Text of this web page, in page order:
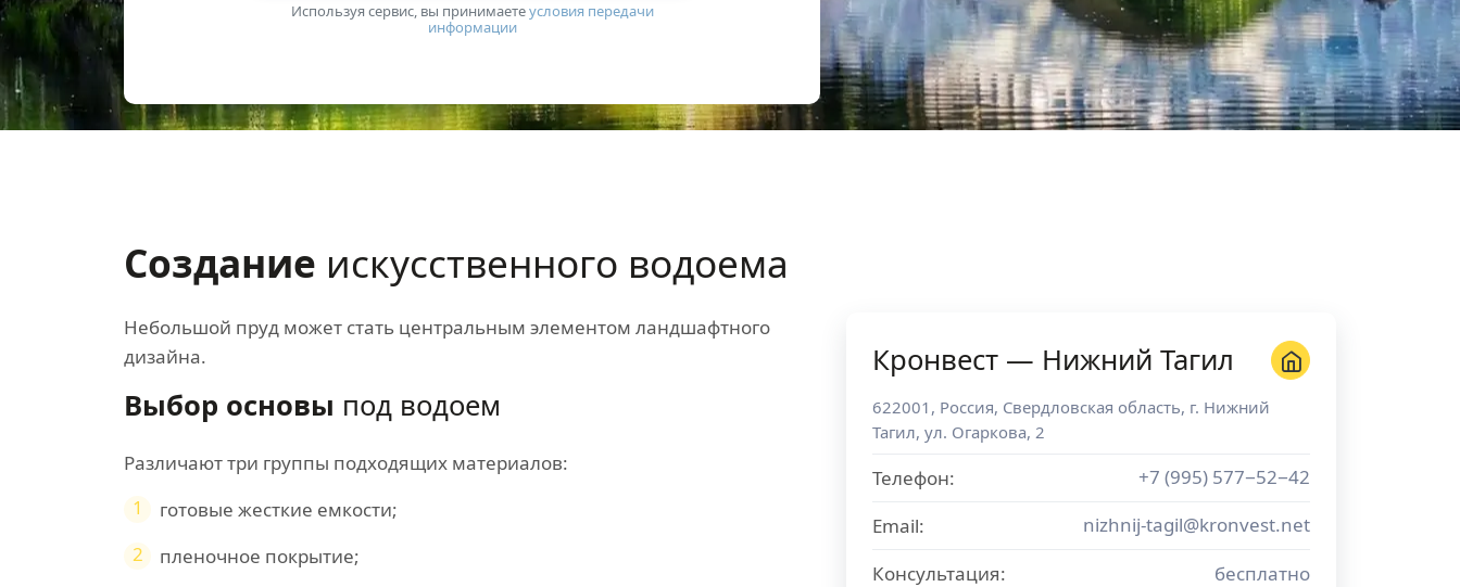
Используя сервис, вы принимаетeусловия передачи
информации
Создание искусственного водоема
Небольшой пруд может стать центральным элементом ландшафтного
дизайна.
Выбор основы под водоем
Различают три группы подходящих материалов:
1
готовые жесткие емкости;
2
пленочное покрытие;
Кронвест — Нижний Тагил
622001 , Россия, Свердловская область, г. Нижний
Тагил, ул. Огаркова, 2
Телефон:
+7 (995) 577−52−42
Email:
nizhnij-tagil@kronvest.net
Консультация:
бесплатно